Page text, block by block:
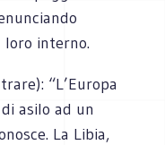
interno.
“L’Europa
asilo ad un
La Libia,